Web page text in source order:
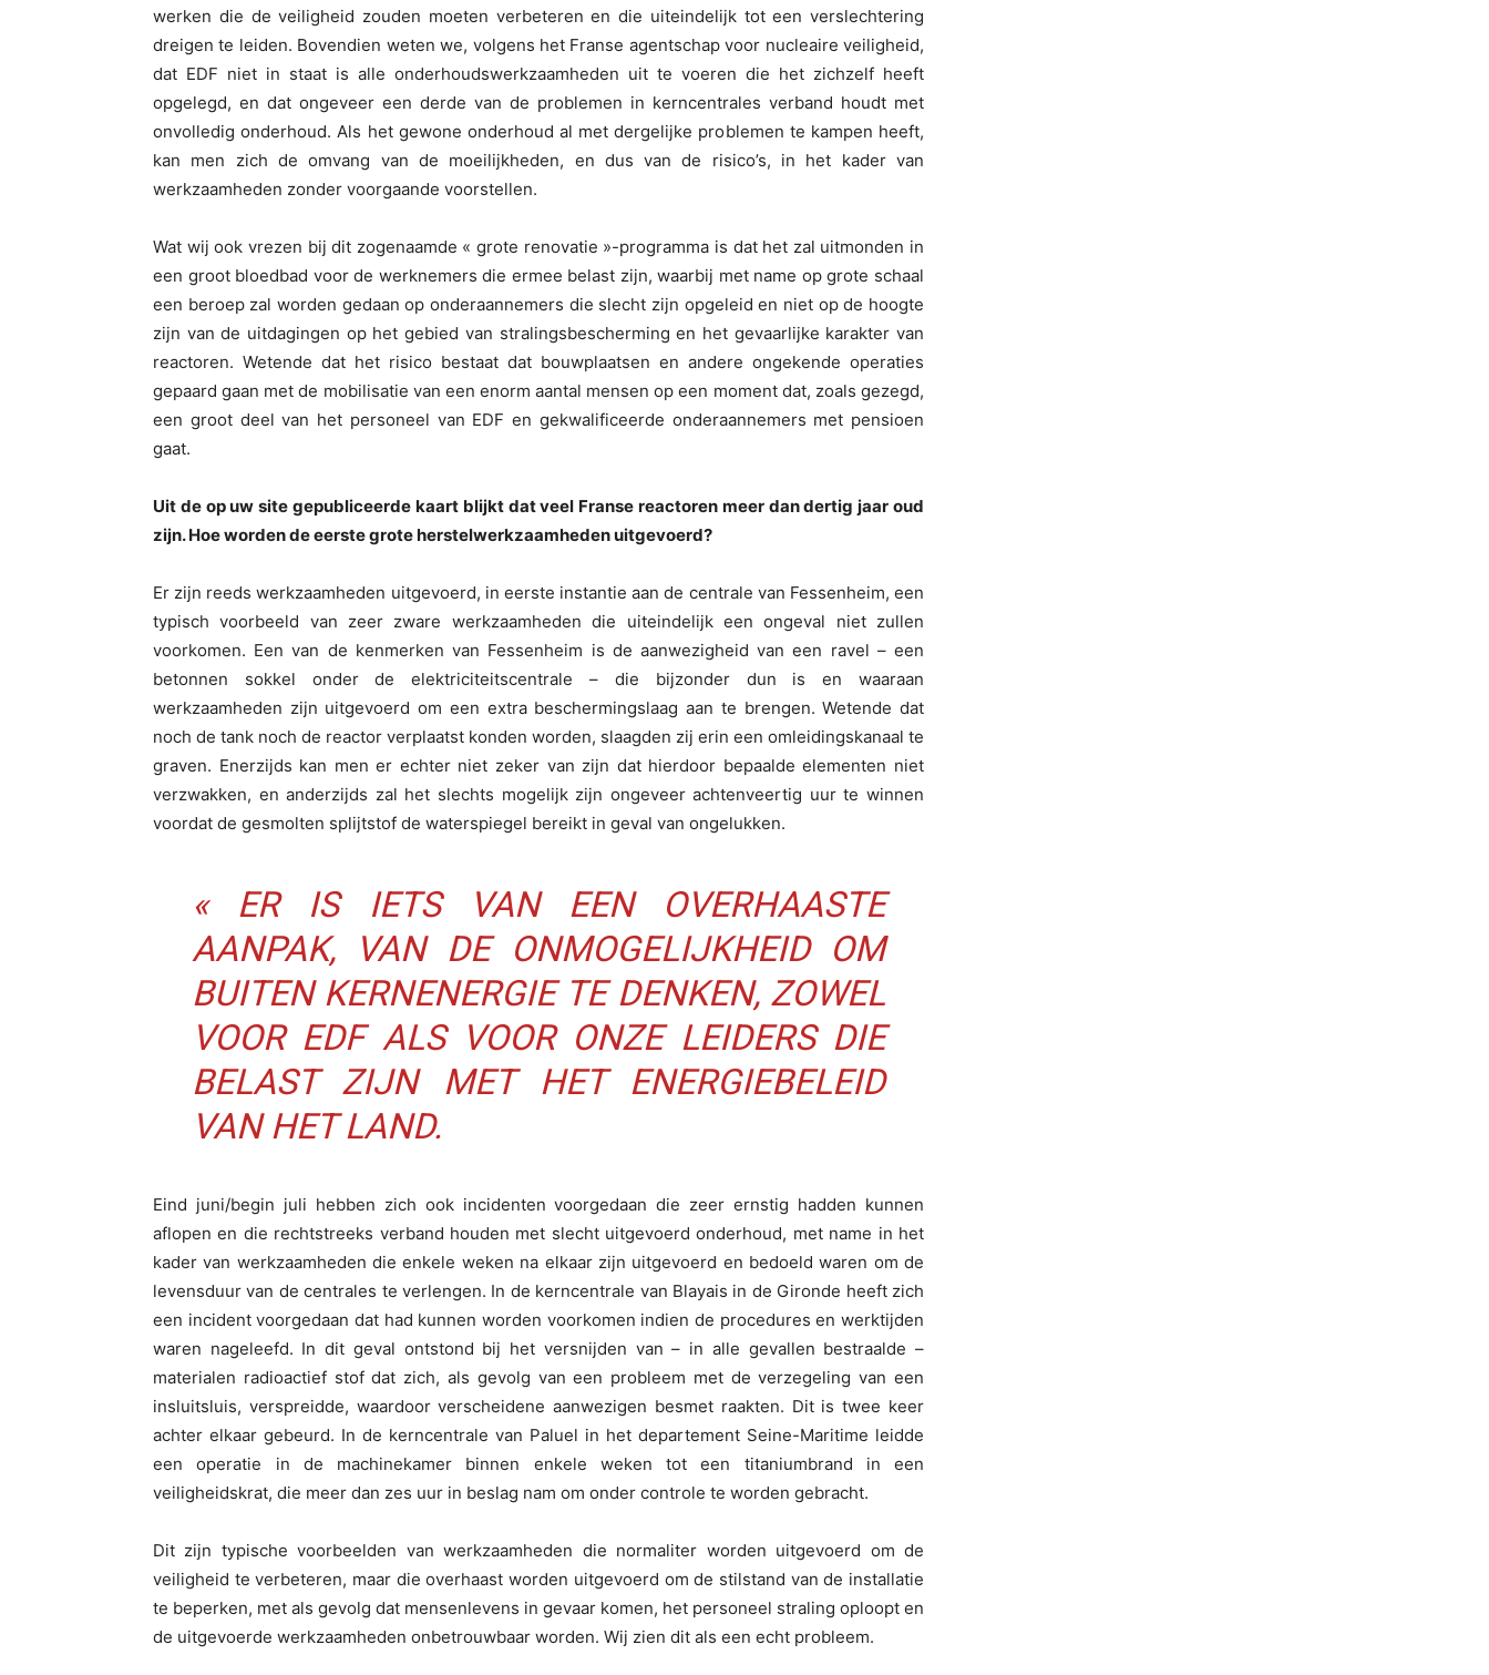
werken die de veiligheid zouden moeten verbeteren en die uiteindelijk tot een verslechtering
dreigen te leiden. Bovendien weten we, volgens het Franse agentschap voor nucleaire veiligheid,
dat EDF niet in staat is alle onderhoudswerkzaamheden uit te voeren die het zichzelf heeft
opgelegd, en dat ongeveer een derde van de problemen in kerncentrales verband houdt met
onvolledig onderhoud. Als het gewone onderhoud al met dergelijke problemen te kampen heeft,
kan men zich de omvang van de moeilijkheden, en dus van de risico’s, in het kader van
werkzaamheden zonder voorgaande voorstellen.
Wat wij ook vrezen bij dit zogenaamde « grote renovatie »-programma is dat het zal uitmonden in
een groot bloedbad voor de werknemers die ermee belast zijn, waarbij met name op grote schaal
een beroep zal worden gedaan op onderaannemers die slecht zijn opgeleid en niet op de hoogte
zijn van de uitdagingen op het gebied van stralingsbescherming en het gevaarlijke karakter van
reactoren. Wetende dat het risico bestaat dat bouwplaatsen en andere ongekende operaties
gepaard gaan met de mobilisatie van een enorm aantal mensen op een moment dat, zoals gezegd,
een groot deel van het personeel van EDF en gekwalificeerde onderaannemers met pensioen
gaat.
Uit de op uw site gepubliceerde kaart blijkt dat veel Franse reactoren meer dan dertig jaar oud
zijn. Hoe worden de eerste grote herstelwerkzaamheden uitgevoerd?
Er zijn reeds werkzaamheden uitgevoerd, in eerste instantie aan de centrale van Fessenheim, een
typisch voorbeeld van zeer zware werkzaamheden die uiteindelijk een ongeval niet zullen
voorkomen. Een van de kenmerken van Fessenheim is de aanwezigheid van een ravel – een
betonnen sokkel onder de elektriciteitscentrale – die bijzonder dun is en waaraan
werkzaamheden zijn uitgevoerd om een extra beschermingslaag aan te brengen. Wetende dat
noch de tank noch de reactor verplaatst konden worden, slaagden zij erin een omleidingskanaal te
graven. Enerzijds kan men er echter niet zeker van zijn dat hierdoor bepaalde elementen niet
verzwakken, en anderzijds zal het slechts mogelijk zijn ongeveer achtenveertig uur te winnen
voordat de gesmolten splijtstof de waterspiegel bereikt in geval van ongelukken.
« ER IS IETS VAN EEN OVERHAASTE
AANPAK, VAN DE ONMOGELIJKHEID OM
BUITEN KERNENERGIE TE DENKEN, ZOWEL
VOOR EDF ALS VOOR ONZE LEIDERS DIE
BELAST ZIJN MET HET ENERGIEBELEID
VAN HET LAND.
Eind juni/begin juli hebben zich ook incidenten voorgedaan die zeer ernstig hadden kunnen
aflopen en die rechtstreeks verband houden met slecht uitgevoerd onderhoud, met name in het
kader van werkzaamheden die enkele weken na elkaar zijn uitgevoerd en bedoeld waren om de
levensduur van de centrales te verlengen. In de kerncentrale van Blayais in de Gironde heeft zich
een incident voorgedaan dat had kunnen worden voorkomen indien de procedures en werktijden
waren nageleefd. In dit geval ontstond bij het versnijden van – in alle gevallen bestraalde –
materialen radioactief stof dat zich, als gevolg van een probleem met de verzegeling van een
insluitsluis, verspreidde, waardoor verscheidene aanwezigen besmet raakten. Dit is twee keer
achter elkaar gebeurd. In de kerncentrale van Paluel in het departement Seine-Maritime leidde
een operatie in de machinekamer binnen enkele weken tot een titaniumbrand in een
veiligheidskrat, die meer dan zes uur in beslag nam om onder controle te worden gebracht.
Dit zijn typische voorbeelden van werkzaamheden die normaliter worden uitgevoerd om de
veiligheid te verbeteren, maar die overhaast worden uitgevoerd om de stilstand van de installatie
te beperken, met als gevolg dat mensenlevens in gevaar komen, het personeel straling oploopt en
de uitgevoerde werkzaamheden onbetrouwbaar worden. Wij zien dit als een echt probleem.